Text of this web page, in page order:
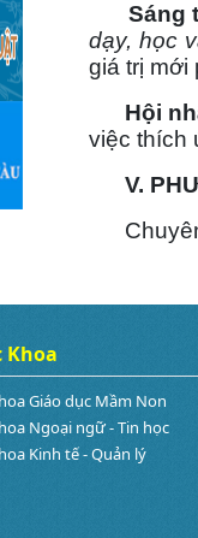
Sáng
dạy, học
giá trị mới
Hội
việc thích
V.
Chuyên
Khoa
Giáo dục Mầm Non
Ngoại ngữ - Tin học
Kinh tế - Quản lý